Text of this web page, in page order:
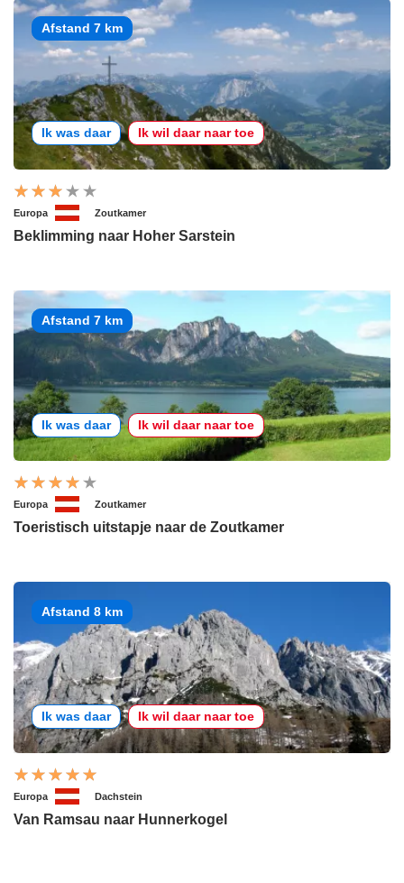
Afstand 7 km
Ik was daar Ik wil daar naar toe
Europa Zoutkamer
Beklimming naar Hoher Sarstein
Afstand 7 km
Ik was daar Ik wil daar naar toe
Europa Zoutkamer
Toeristisch uitstapje naar de Zoutkamer
Afstand 8 km
Ik was daar Ik wil daar naar toe
Europa Dachstein
Van Ramsau naar Hunnerkogel